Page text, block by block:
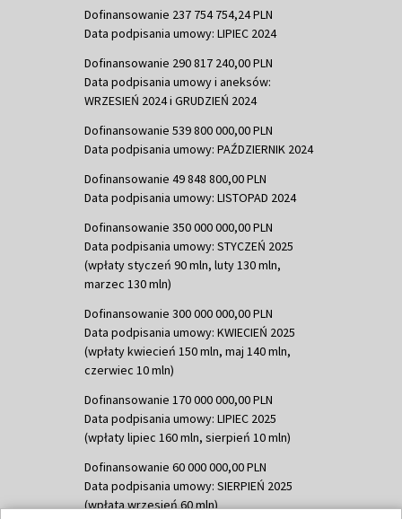
Dofinansowanie 237 754 754,24 PLN
Data podpisania umowy: LIPIEC 2024
Dofinansowanie 290 817 240,00 PLN
Data podpisania umowy i aneksów:
WRZESIEŃ 2024 i GRUDZIEŃ 2024
Dofinansowanie 539 800 000,00 PLN
Data podpisania umowy: PAŹDZIERNIK 2024
Dofinansowanie 49 848 800,00 PLN
Data podpisania umowy: LISTOPAD 2024
Dofinansowanie 350 000 000,00 PLN
Data podpisania umowy: STYCZEŃ 2025
(wpłaty styczeń 90 mln, luty 130 mln,
marzec 130 mln)
Dofinansowanie 300 000 000,00 PLN
Data podpisania umowy: KWIECIEŃ 2025
(wpłaty kwiecień 150 mln, maj 140 mln,
czerwiec 10 mln)
Dofinansowanie 170 000 000,00 PLN
Data podpisania umowy: LIPIEC 2025
(wpłaty lipiec 160 mln, sierpień 10 mln)
Dofinansowanie 60 000 000,00 PLN
Data podpisania umowy: SIERPIEŃ 2025
(wpłata wrzesień 60 mln)